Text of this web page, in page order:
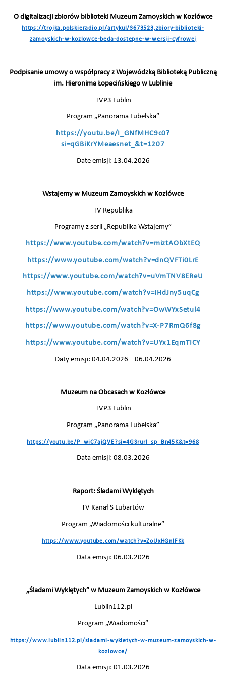
O digitalizacji zbiorów biblioteki Muzeum Zamoyskich w Kozłówce
https://trojka.polskieradio.pl/artykul/3673523,zbiory-biblioteki-
zamoyskich-w-kozlowce-beda-dostepne-w-wersji-cyfrowej
Podpisanie umowy o współpracy z Wojewódzką Biblioteką Publiczną
im. Hieronima Łopacińskiego w Lublinie
TVP3 Lublin
Program „Panorama Lubelska”
https://youtu.be/I_GNfMHC9c0?
si=qGBiKrYMeaesnet_&t=1207
Date emisji: 13.04.2026
Wstajemy w Muzeum Zamoyskich w Kozłówce
TV Republika
Programy z serii „Republika Wstajemy”
https://www.youtube.com/watch?v=miztAObXtEQ
https://www.youtube.com/watch?v=dnQVFTi0LrE
https://www.youtube.com/watch?v=uVmTNV8EReU
https://www.youtube.com/watch?v=IHdJny5uqCg
https://www.youtube.com/watch?v=OwWYxSetul4
https://www.youtube.com/watch?v=X-P7RmQ6f8g
https://www.youtube.com/watch?v=UYx1EqmTICY
Daty emisji: 04.04.2026 – 06.04.2026
Muzeum na Obcasach w Kozłówce
TVP3 Lublin
Program „Panorama Lubelska”
https://youtu.be/P_wiC7ajQVE?si=4GSrurI_sp_Bn45K&t=968
Data emisji: 08.03.2026
Raport: Śladami Wyklętych
TV Kanał S Lubartów
Program „Wiadomości kulturalne”
https://www.youtube.com/watch?v=ZoUxHGnlFKk
Data emisji: 06.03.2026
„Śladami Wyklętych” w Muzeum Zamoyskich w Kozłówce
Lublin112.pl
Program „Wiadomości”
https://www.lublin112.pl/sladami-wykletych-w-muzeum-zamoyskich-w-
kozlowce/
Data emisji: 01.03.2026